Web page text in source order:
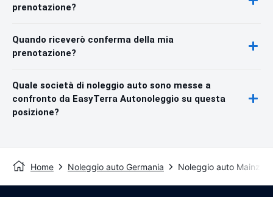
prenotazione?
Quando riceverò conferma della mia
prenotazione?
Quale società di noleggio auto sono messe a
confronto da EasyTerra Autonoleggio su questa
posizione?
Home Noleggio auto Germania Noleggio auto Mainz